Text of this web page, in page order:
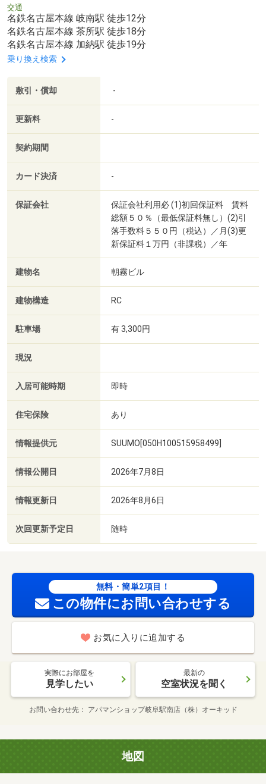
交通
名鉄名古屋本線 岐南駅 徒歩12分
名鉄名古屋本線 茶所駅 徒歩18分
名鉄名古屋本線 加納駅 徒歩19分
乗り換え検索
敷引・償却 -
更新料 -
契約期間
カード決済 -
保証会社
保証会社利用必 (1)初回保証料 賃料
総額５０％（最低保証料無し）(2)引
落手数料５５０円（税込）／月(3)更
新保証料１万円（非課税）／年
建物名 朝霧ビル
建物構造 RC
駐車場 有 3,300円
現況
入居可能時期 即時
住宅保険 あり
情報提供元 SUUMO[050H100515958499]
情報公開日 2026年7月8日
情報更新日 2026年8月6日
次回更新予定日 随時
無料・簡単2項目！
この物件にお問い合わせする
お気に入りに追加する
実際にお部屋を
見学したい
最新の
空室状況を聞く
お問い合わせ先 アパマンショップ岐阜駅南店（株）オーキッド
地図